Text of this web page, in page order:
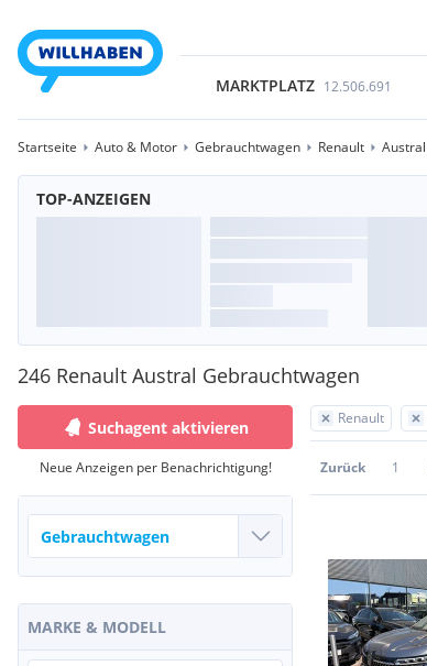
MARKTPLATZ 12.506.691
Startseite Auto & Motor Gebrauchtwagen Renault Austral
TOP-ANZEIGEN
246 Renault Austral Gebrauchtwagen
Renault
Zurück 1
Suchagent aktivieren
Neue Anzeigen per Benachrichtigung!
MARKE & MODELL